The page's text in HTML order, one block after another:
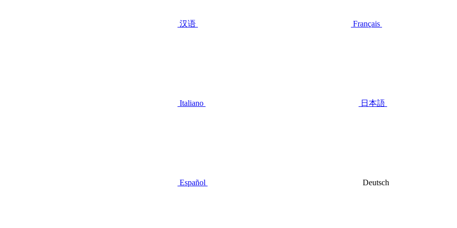
汉语 Français
Italiano 日本語
Español Deutsch